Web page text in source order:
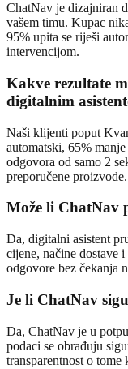
ChatNav je dizajniran
vašem timu. Kupac
95% upita se riješi
intervencijom.
Kakve rezultate
digitalnim
Naši klijenti poput
automatski, 65%
odgovora od samo 2
preporučene proizvode.
Može li ChatNav
Da, digitalni asistent
cijene, načine dostave
odgovore bez čekanja
Je li ChatNav
Da, ChatNav je u
podaci se obrađuju
transparentnost o tome